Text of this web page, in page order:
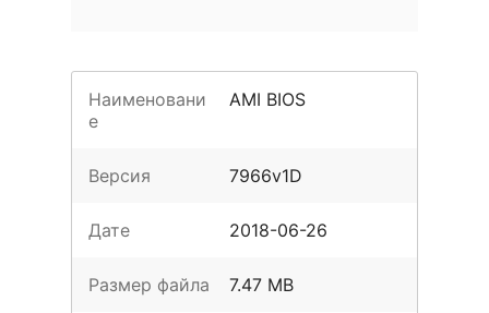
Наименовани
е
AMI BIOS
Версия 7966v1D
Дате 2018-06-26
Размер файла 7.47 MB